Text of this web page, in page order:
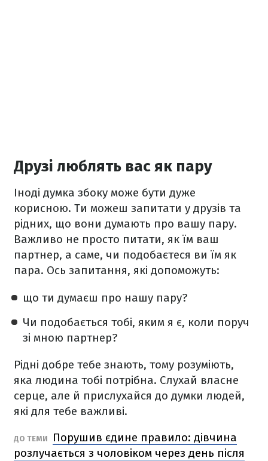
Друзі люблять вас як пару
Іноді думка збоку може бути дуже
корисною. Ти можеш запитати у друзів та
рідних, що вони думають про вашу пару.
Важливо не просто питати, як їм ваш
партнер, а саме, чи подобаєтеся ви їм як
пара. Ось запитання, які допоможуть:
що ти думаєш про нашу пару?
Чи подобається тобі, яким я є, коли поруч
зі мною партнер?
Рідні добре тебе знають, тому розуміють,
яка людина тобі потрібна. Слухай власне
серце, але й прислухайся до думки людей,
які для тебе важливі.
ДО ТЕМИ
Порушив єдине правило: дівчина
розлучається з чоловіком через день після